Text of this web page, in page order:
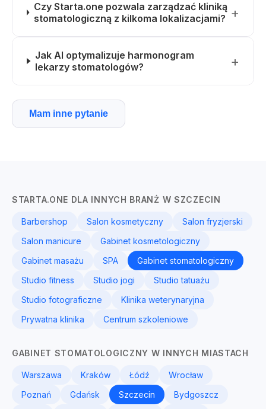
Czy Starta.one pozwala zarządzać kliniką
stomatologiczną z kilkoma lokalizacjami?
Jak AI optymalizuje harmonogram
lekarzy stomatologów?
Mam inne pytanie
STARTA.ONE DLA INNYCH BRANŻ W SZCZECIN
Barbershop Salon kosmetyczny
Salon fryzjerski
Salon manicure
Gabinet kosmetologiczny
Gabinet masażu
SPA
Gabinet stomatologiczny
Studio fitness
Studio jogi
Studio tatuażu
Studio fotograficzne
Klinika weterynaryjna
Prywatna klinika
Centrum szkoleniowe
GABINET STOMATOLOGICZNY W INNYCH MIASTACH
Warszawa Kraków Łódź
Wrocław
Poznań
Gdańsk Szczecin Bydgoszcz